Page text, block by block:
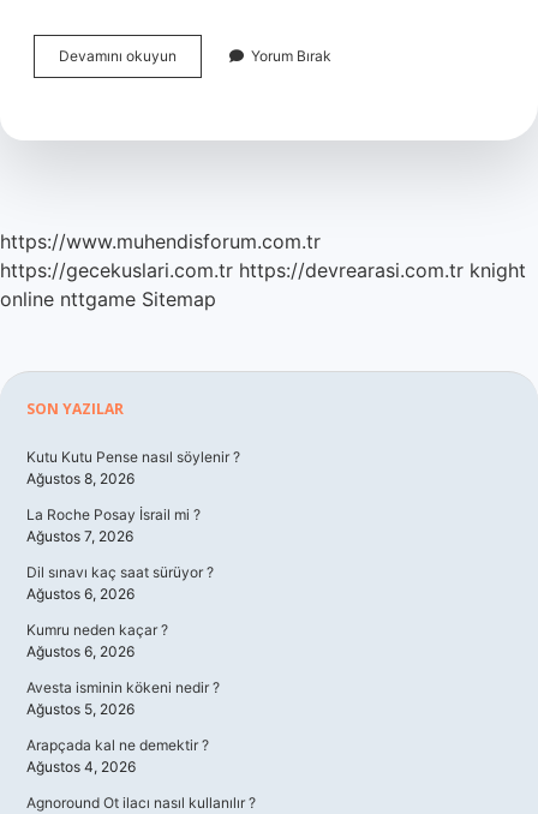
Devamını okuyun
Sıralaması
Yorum Bırak
https://www.muhendisforum.com.tr
https://gecekuslari.com.tr https://devrearasi.com.tr knight
online nttgame Sitemap
Sidebar
SON YAZILAR
Kutu Kutu Pense nasıl söylenir ?
Ağustos 8, 2026
La Roche Posay İsrail mi ?
Ağustos 7, 2026
Dil sınavı kaç saat sürüyor ?
Ağustos 6, 2026
Kumru neden kaçar ?
Ağustos 6, 2026
Avesta isminin kökeni nedir ?
Ağustos 5, 2026
Arapçada kal ne demektir ?
Ağustos 4, 2026
Agnoround Ot ilacı nasıl kullanılır ?